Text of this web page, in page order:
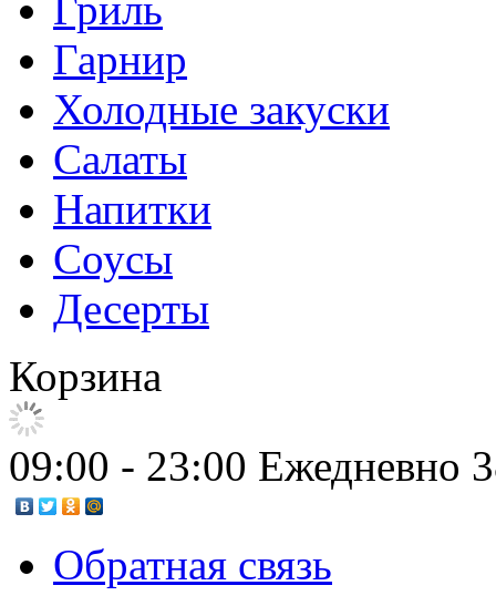
Гарнир
Холодные закуски
Салаты
Напитки
Соусы
Десерты
Корзина
09:00 - 23:00 Ежедневно
Обратная связь